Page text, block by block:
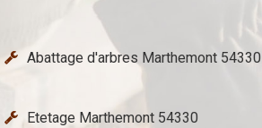
Abattage d'arbres Marthemont 54330
Etetage Marthemont 54330